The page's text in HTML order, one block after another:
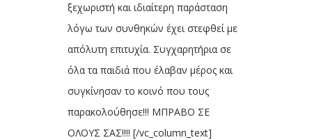
ξεχωριστή και ιδιαίτερη παράσταση
λόγω των συνθηκών έχει στεφθεί με
απόλυτη επιτυχία. Συγχαρητήρια σε
όλα τα παιδιά που έλαβαν μέρος και
συγκίνησαν το κοινό που τους
παρακολούθησε!!! ΜΠΡΑΒΟ ΣΕ
ΟΛΟΥΣ ΣΑΣ!!!! [/vc_column_text]